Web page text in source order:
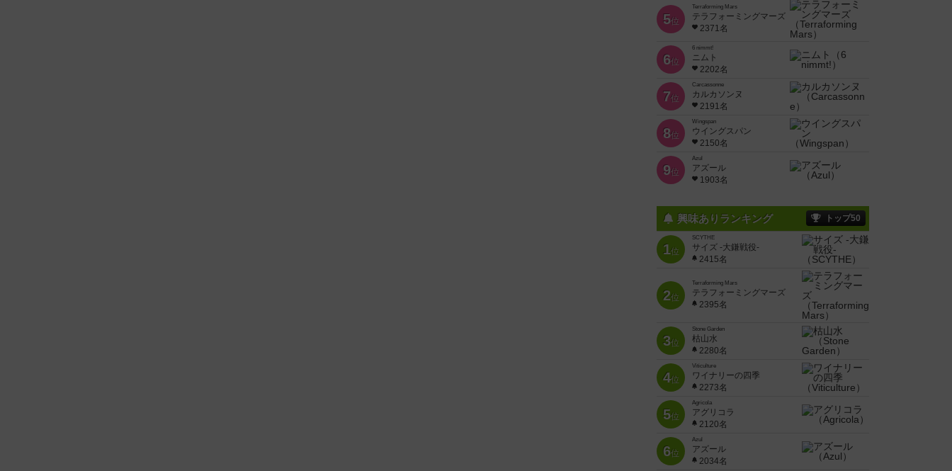
5位
Terraforming Mars
テラフォーミングマーズ
2371名
6位
6 nimmt!
ニムト
2202名
7位
Carcassonne
カルカソンヌ
2191名
8位
Wingspan
ウイングスパン
2150名
9位
Azul
アズール
1903名
興味ありランキング トップ50
1位
SCYTHE
サイズ -大鎌戦役-
2415名
2位
Terraforming Mars
テラフォーミングマーズ
2395名
3位
Stone Garden
枯山水
2280名
4位
Viticulture
ワイナリーの四季
2273名
5位
Agricola
アグリコラ
2120名
6位
Azul
アズール
2034名